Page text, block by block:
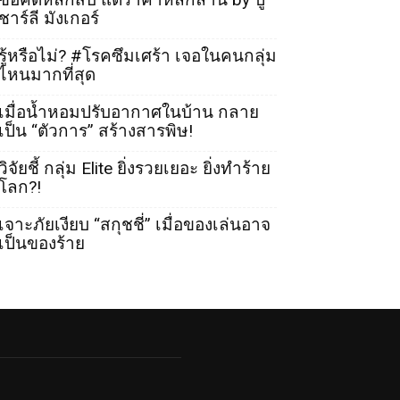
าร์ลี มังเกอร์
หรือไม่? #โรคซึมเศร้า เจอในคนกลุ่ม
หนมากที่สุด
มื่อน้ำหอมปรับอากาศในบ้าน กลาย
ป็น “ตัวการ” สร้างสารพิษ!
จัยชี้ กลุ่ม Elite ยิ่งรวยเยอะ ยิ่งทำร้าย
ลก?!
จาะภัยเงียบ “สกุชชี่” เมื่อของเล่นอาจ
ป็นของร้าย